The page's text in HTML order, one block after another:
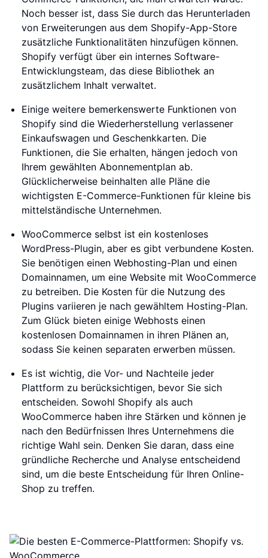
Noch besser ist, dass Sie durch das Herunterladen
von Erweiterungen aus dem Shopify-App-Store
zusätzliche Funktionalitäten hinzufügen können.
Shopify verfügt über ein internes Software-
Entwicklungsteam, das diese Bibliothek an
zusätzlichem Inhalt verwaltet.
Einige weitere bemerkenswerte Funktionen von
Shopify sind die Wiederherstellung verlassener
Einkaufswagen und Geschenkkarten. Die
Funktionen, die Sie erhalten, hängen jedoch von
Ihrem gewählten Abonnementplan ab.
Glücklicherweise beinhalten alle Pläne die
wichtigsten E-Commerce-Funktionen für kleine bis
mittelständische Unternehmen.
WooCommerce selbst ist ein kostenloses
WordPress-Plugin, aber es gibt verbundene Kosten.
Sie benötigen einen Webhosting-Plan und einen
Domainnamen, um eine Website mit WooCommerce
zu betreiben. Die Kosten für die Nutzung des
Plugins variieren je nach gewähltem Hosting-Plan.
Zum Glück bieten einige Webhosts einen
kostenlosen Domainnamen in ihren Plänen an,
sodass Sie keinen separaten erwerben müssen.
Es ist wichtig, die Vor- und Nachteile jeder
Plattform zu berücksichtigen, bevor Sie sich
entscheiden. Sowohl Shopify als auch
WooCommerce haben ihre Stärken und können je
nach den Bedürfnissen Ihres Unternehmens die
richtige Wahl sein. Denken Sie daran, dass eine
gründliche Recherche und Analyse entscheidend
sind, um die beste Entscheidung für Ihren Online-
Shop zu treffen.